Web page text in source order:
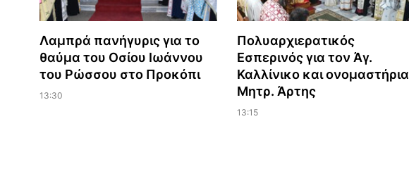
Λαμπρά πανήγυρις για το
θαύμα του Οσίου Ιωάννου
του Ρώσσου στο Προκόπι
13:30
Πολυαρχιερατικός
Εσπερινός για τον Άγ.
Καλλίνικο και ονομαστήρια
Μητρ. Άρτης
13:15